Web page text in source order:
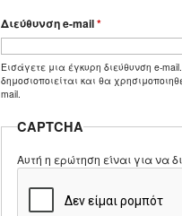
Διεύθυνση e-mail*
Εισάγετε μια έγκυρη διεύθυνση e-
δημοσιοποιείται και θα
mail.
CAPTCHA
Αυτή η ερώτηση είναι για να